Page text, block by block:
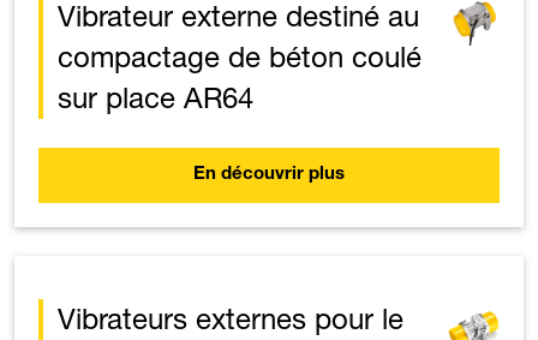
Vibrateur externe destiné au
compactage de béton coulé
sur place AR64
En découvrir plus
Vibrateurs externes pour le